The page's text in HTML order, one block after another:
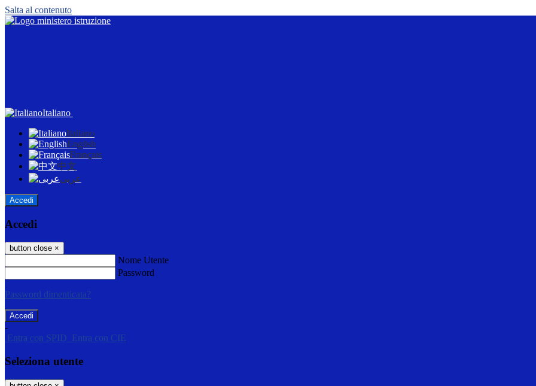
Salta al contenuto
Italiano
Italiano
English
Français
中文
عربى
Accedi
Accedi
button close ×
Nome Utente
Password
Password dimenticata?
-
Entra con SPID
Entra con CIE
Seleziona utente